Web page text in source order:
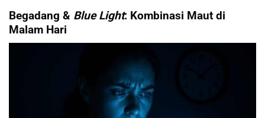
Begadang & Blue Light: Kombinasi Maut di
Malam Hari